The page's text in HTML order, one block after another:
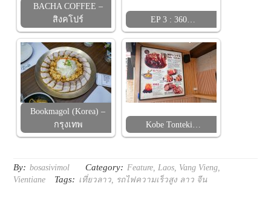
BACHA COFFEE –
สิงคโปร์
EP 3 : 360…
Bookmagol (Korea) –
กรุงเทพ
Kobe Tonteki…
By: bosasivimol Category: Feature Laos Vang Vieng
Vientiane
Tags: เที่ยวลาว รถไฟความเร็วสูง ลาว จีน